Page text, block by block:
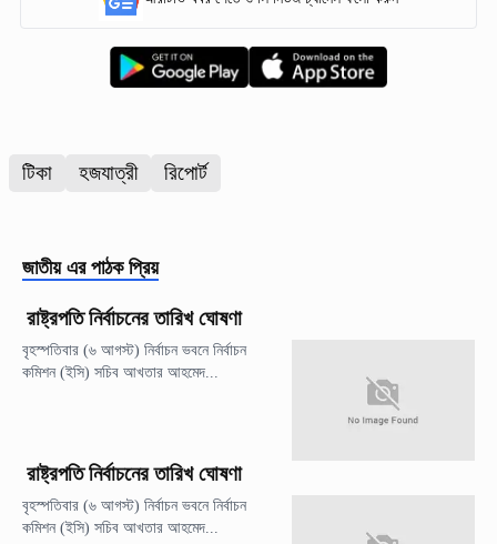
টিকা হজযাত্রী রিপোর্ট
জাতীয় এর পাঠক প্রিয়
রাষ্ট্রপতি নির্বাচনের তারিখ ঘোষণা
বৃহস্পতিবার (৬ আগস্ট) নির্বাচন ভবনে নির্বাচন
কমিশন (ইসি) সচিব আখতার আহমেদ...
রাষ্ট্রপতি নির্বাচনের তারিখ ঘোষণা
বৃহস্পতিবার (৬ আগস্ট) নির্বাচন ভবনে নির্বাচন
কমিশন (ইসি) সচিব আখতার আহমেদ...